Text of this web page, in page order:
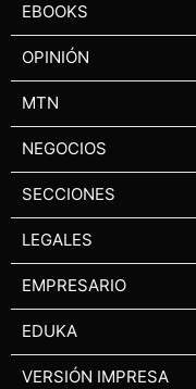
EBOOKS
OPINIÓN
MTN
NEGOCIOS
SECCIONES
LEGALES
EMPRESARIO
EDUKA
VERSIÓN IMPRESA